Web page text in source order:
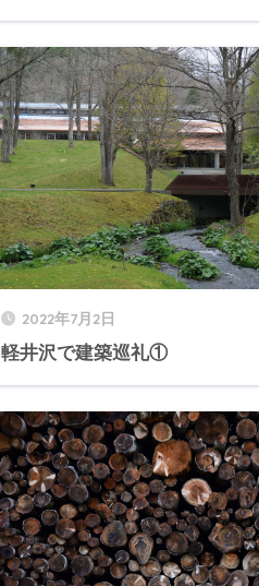
2022年7月2日
軽井沢で建築巡礼①